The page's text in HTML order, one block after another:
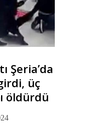
Şeria’da
üç
öldürdü